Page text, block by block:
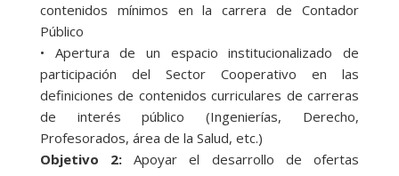
contenidos mínimos en la carrera de Contador
Público
• Apertura de un espacio institucionalizado de
participación del Sector Cooperativo en las
definiciones de contenidos curriculares de carreras
de interés público (Ingenierías, Derecho,
Profesorados, área de la Salud, etc.)
Objetivo 2: Apoyar el desarrollo de ofertas